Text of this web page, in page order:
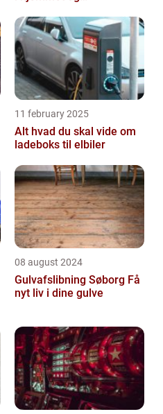
11 february 2025
Alt hvad du skal vide om
ladeboks til elbiler
08 august 2024
Gulvafslibning Søborg Få
nyt liv i dine gulve